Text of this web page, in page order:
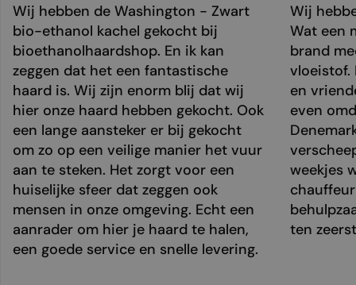
Wij hebben de Washington - Zwart
bio-ethanol kachel gekocht bij
bioethanolhaardshop. En ik kan
zeggen dat het een fantastische
haard is. Wij zijn enorm blij dat wij
hier onze haard hebben gekocht. Ook
een lange aansteker er bij gekocht
om zo op een veilige manier het vuur
aan te steken. Het zorgt voor een
huiselijke sfeer dat zeggen ook
mensen in onze omgeving. Echt een
aanrader om hier je haard te halen,
een goede service en snelle levering.
Wij
Wat een
brand
vloeistof.
en
even
weekjes
ten